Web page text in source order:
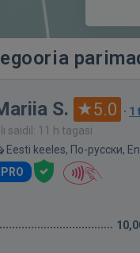
S. 5.0 · 1
saidil: 11 h tagasi
Eesti keeles, По-русски,
PRO